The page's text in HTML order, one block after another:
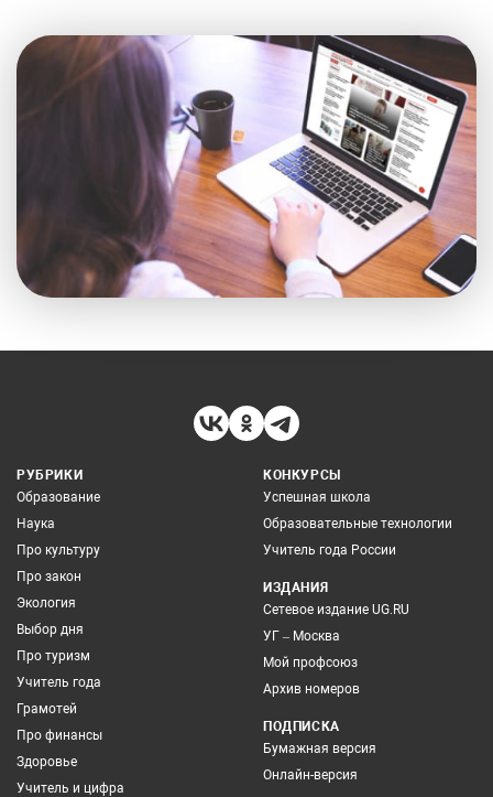
РУБРИКИ
Образование
Наука
Про культуру
Про закон
Экология
Выбор дня
Про туризм
Учитель года
Грамотей
Про финансы
Здоровье
Учитель и цифра
КОНКУРСЫ
Успешная школа
Образовательные технологии
Учитель года России
ИЗДАНИЯ
Сетевое издание UG.RU
УГ – Москва
Мой профсоюз
Архив номеров
ПОДПИСКА
Бумажная версия
Онлайн-версия